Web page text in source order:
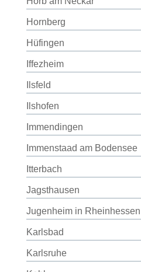
Hornberg
Hüfingen
Iffezheim
Ilsfeld
Ilshofen
Immendingen
Immenstaad am Bodensee
Itterbach
Jagsthausen
Jugenheim in Rheinhessen
Karlsbad
Karlsruhe